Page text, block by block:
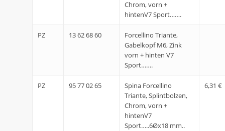
Chrom, vorn +
hintenV7 Sport…….
PZ 13 62 68 60
Forcellino Triante,
Gabelkopf M6, Zink
vorn + hinten V7
Sport…….
PZ 95 77 02 65
Spina Forcellino
Triante, Splintbolzen,
Chrom, vorn +
hintenV7
Sport…..6Øx18 mm..
6,31 €